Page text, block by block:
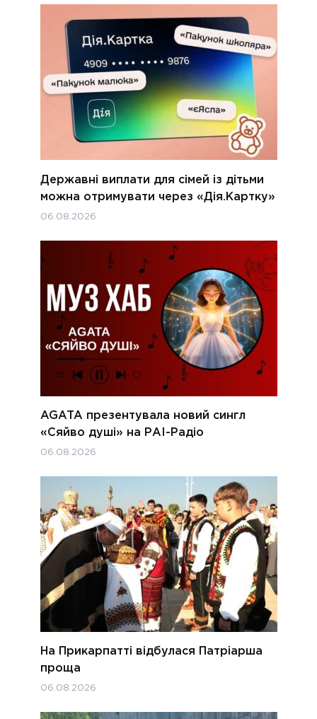
Державні виплати для сімей із дітьми
можна отримувати через «Дія.Картку»
06.08.2026
AGATA презентувала новий сингл
«Сяйво душі» на РАІ-Радіо
06.08.2026
На Прикарпатті відбулася Патріарша
проща
06.08.2026